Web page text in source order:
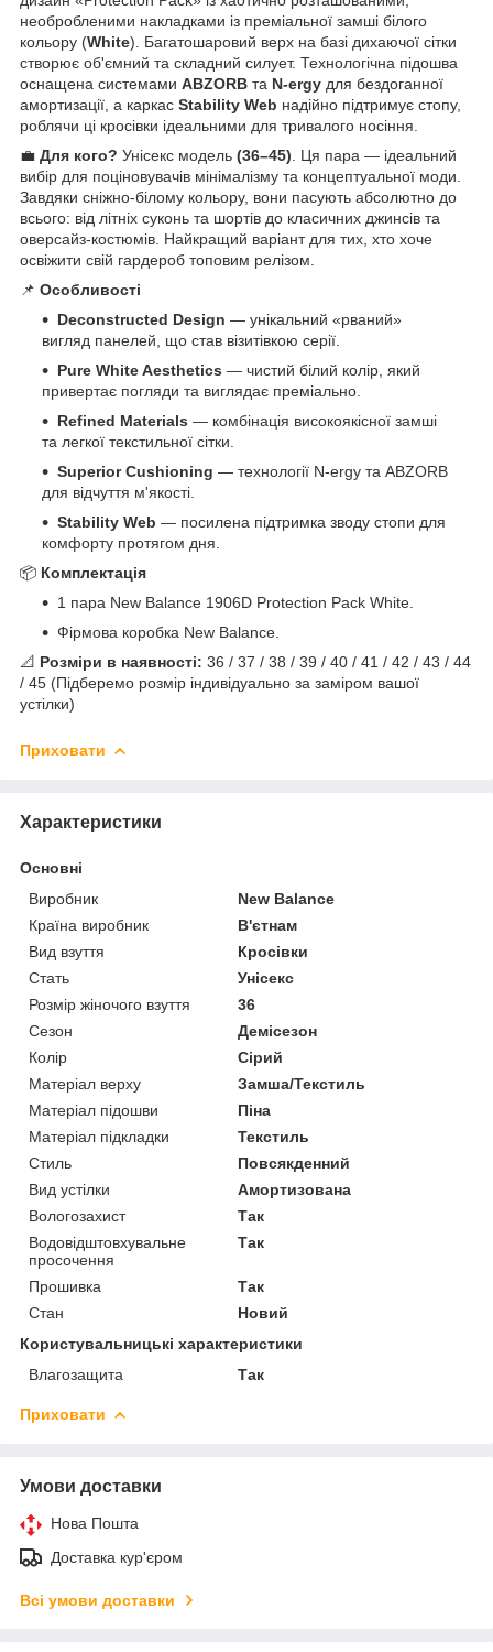
необробленими накладками із преміальної замші білого
кольору (White). Багатошаровий верх на базі дихаючої сітки
створює об'ємний та складний силует. Технологічна підошва
оснащена системами ABZORB та N-ergy для бездоганної
амортизації, а каркас Stability Web надійно підтримує стопу,
роблячи ці кросівки ідеальними для тривалого носіння.
💼 Для кого? Унісекс модель (36–45) . Ця пара — ідеальний
вибір для поціновувачів мінімалізму та концептуальної моди.
Завдяки сніжно-білому кольору, вони пасують абсолютно до
всього: від літніх суконь та шортів до класичних джинсів та
оверсайз-костюмів. Найкращий варіант для тих, хто хоче
освіжити свій гардероб топовим релізом.
📌 Особливості
Deconstructed Design — унікальний «рваний»
вигляд панелей, що став візитівкою серії.
Pure White Aesthetics — чистий білий колір, який
привертає погляди та виглядає преміально.
Refined Materials — комбінація високоякісної замші
та легкої текстильної сітки.
Superior Cushioning — технології N-ergy та ABZORB
для відчуття м'якості.
Stability Web — посилена підтримка зводу стопи для
комфорту протягом дня.
📦 Комплектація
1 пара New Balance 1906D Protection Pack White.
Фірмова коробка New Balance.
📐 Розміри в наявності: 36 / 37 / 38 / 39 / 40 / 41 / 42 / 43 / 44
/ 45 (Підберемо розмір індивідуально за заміром вашої
устілки)
Приховати
Характеристики
Основні
Виробник
New Balance
Країна виробник
В'єтнам
Вид взуття
Кросівки
Стать
Унісекс
Розмір жіночого взуття
36
Сезон
Демісезон
Колір
Сірий
Матеріал верху
Замша/Текстиль
Матеріал підошви
Піна
Матеріал підкладки
Текстиль
Стиль
Повсякденний
Вид устілки
Амортизована
Вологозахист
Так
Водовідштовхувальне
просочення
Так
Прошивка
Так
Стан
Новий
Користувальницькі характеристики
Влагозащита
Так
Приховати
Умови доставки
Нова Пошта
Доставка кур'єром
Всі умови доставки